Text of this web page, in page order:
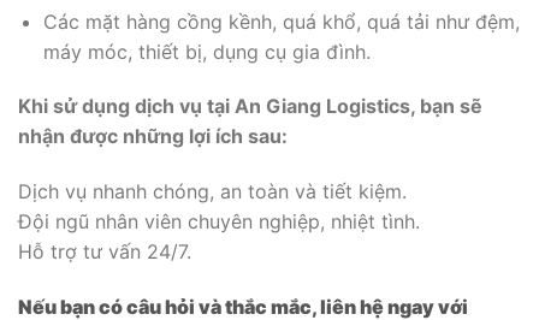
Các mặt hàng cồng kềnh, quá khổ, quá tải như đệm,
máy móc, thiết bị, dụng cụ gia đình.
Khi sử dụng dịch vụ tại An Giang Logistics, bạn sẽ
nhận được những lợi ích sau:
Dịch vụ nhanh chóng, an toàn và tiết kiệm.
Đội ngũ nhân viên chuyên nghiệp, nhiệt tình.
Hỗ trợ tư vấn 24/7.
Nếu bạn có câu hỏi và thắc mắc, liên hệ ngay với